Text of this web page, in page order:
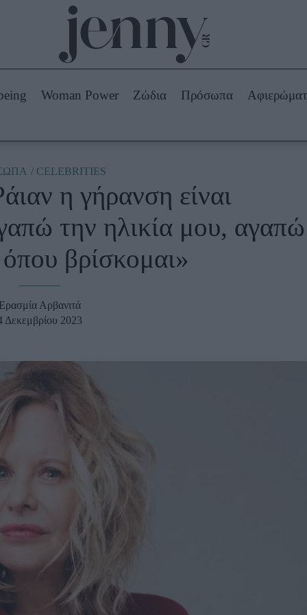
Beauty -
Ομορφιά
Skincare
Μακιγιάζ
Ζώδια
Woman Power Ζώδια Πρόσωπα
CELEBRITIES
η γήρανση είναι
την ηλικία μου, αγαπώ
βρίσκομαι»
Ερασμία Αρβανιτά
Δεκεμβρίου 2023